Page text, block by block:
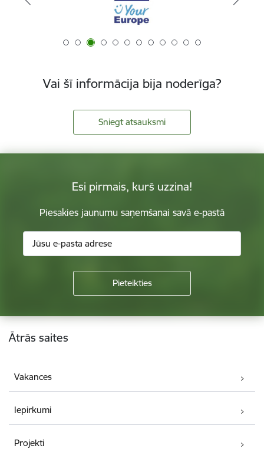
Vai šī informācija bija noderīga?
Sniegt atsauksmi
Esi pirmais, kurš uzzina!
Piesakies jaunumu saņemšanai savā e-pastā
Kājene
Ātrās saites
Vakances
Iepirkumi
Projekti